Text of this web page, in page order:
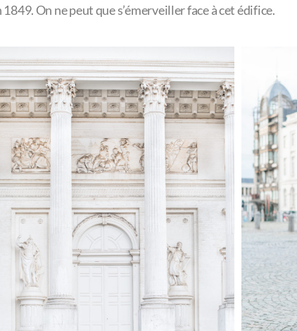
On ne peut que s’émerveiller face à cet édifice.